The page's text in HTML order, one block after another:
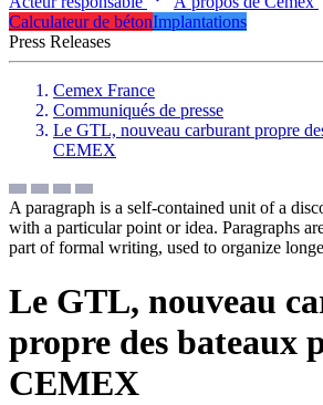
Calculateur de bétonImplantations
Press Releases
Cemex France
Communiqués de presse
Le GTL, nouveau carburant propre
CEMEX
A paragraph is a self-contained unit of a
with a particular point or idea. Paragraphs
part of formal writing, used to organize
Le GTL, nouveau
propre des bateaux
CEMEX